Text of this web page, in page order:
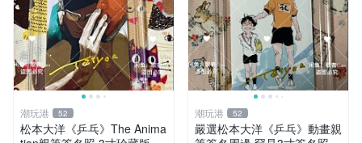
潮玩港 52
松本大洋《乒乓》The Anima
潮玩港 52
嚴選松本大洋《乒乓》動畫親